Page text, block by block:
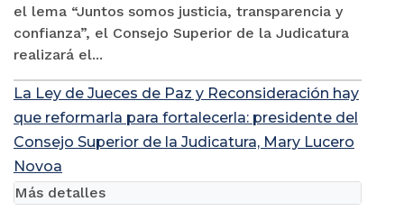
el lema “Juntos somos justicia, transparencia y
confianza”, el Consejo Superior de la Judicatura
realizará el...
La Ley de Jueces de Paz y Reconsideración hay
que reformarla para fortalecerla: presidente del
Consejo Superior de la Judicatura, Mary Lucero
Novoa
Más detalles